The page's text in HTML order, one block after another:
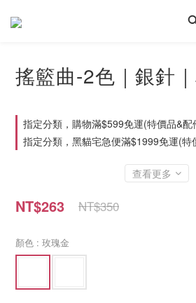
搖籃曲-2色｜銀針
指定分類，購物滿$599免運(特價品&配
指定分類，黑貓宅急便滿$1999免運(特
查看更多
NT$263 NT$350
顏色 : 玫瑰金